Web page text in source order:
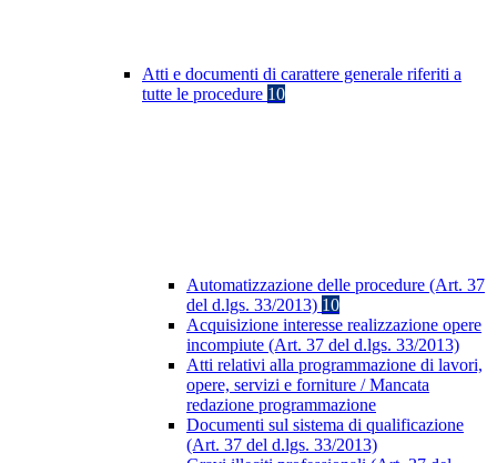
Atti e documenti di carattere generale riferiti a
tutte le procedure 10
Automatizzazione delle procedure (Art. 37
del d.lgs. 33/2013) 10
Acquisizione interesse realizzazione opere
incompiute (Art. 37 del d.lgs. 33/2013)
Atti relativi alla programmazione di lavori,
opere, servizi e forniture / Mancata
redazione programmazione
Documenti sul sistema di qualificazione
(Art. 37 del d.lgs. 33/2013)